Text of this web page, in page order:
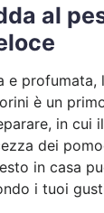
al
e profumata,
è un
in cui
dei
in casa
i tuoi